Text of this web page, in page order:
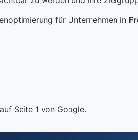
für Unternehmen in
Seite 1 von Google.